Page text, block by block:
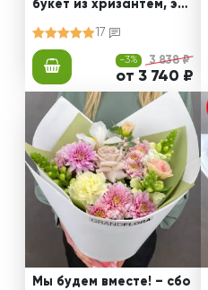
букет из хризантем, эус
17
-3% 3 838 ₽
от 3 740 ₽
Мы будем вместе! – сбо